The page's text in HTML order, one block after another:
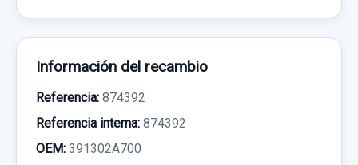
Información del recambio
Referencia: 874392
Referencia interna: 874392
OEM: 391302A700